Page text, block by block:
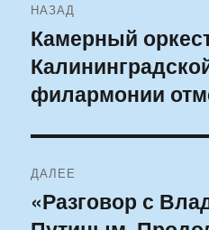
по
записям
НАЗАД
Предыдущая
запись:
Камерный
филармонии
ДАЛЕЕ
Следующая
запись:
«Разговор с